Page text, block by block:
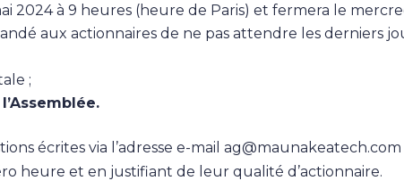
2024 à 9 heures (heure de Paris) et fermera le
aux actionnaires de ne pas attendre les derniers
;
écrites via l’adresse e-mail
heure et en justifiant de leur qualité d’actionnaire.